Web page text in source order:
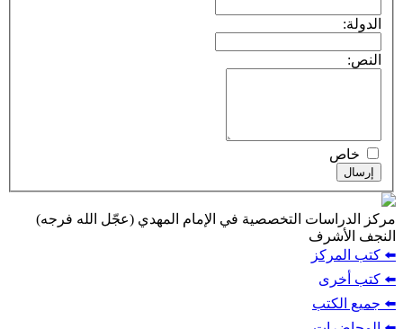
التخصصية في الإمام المهدي (عجّل الله فرجه)